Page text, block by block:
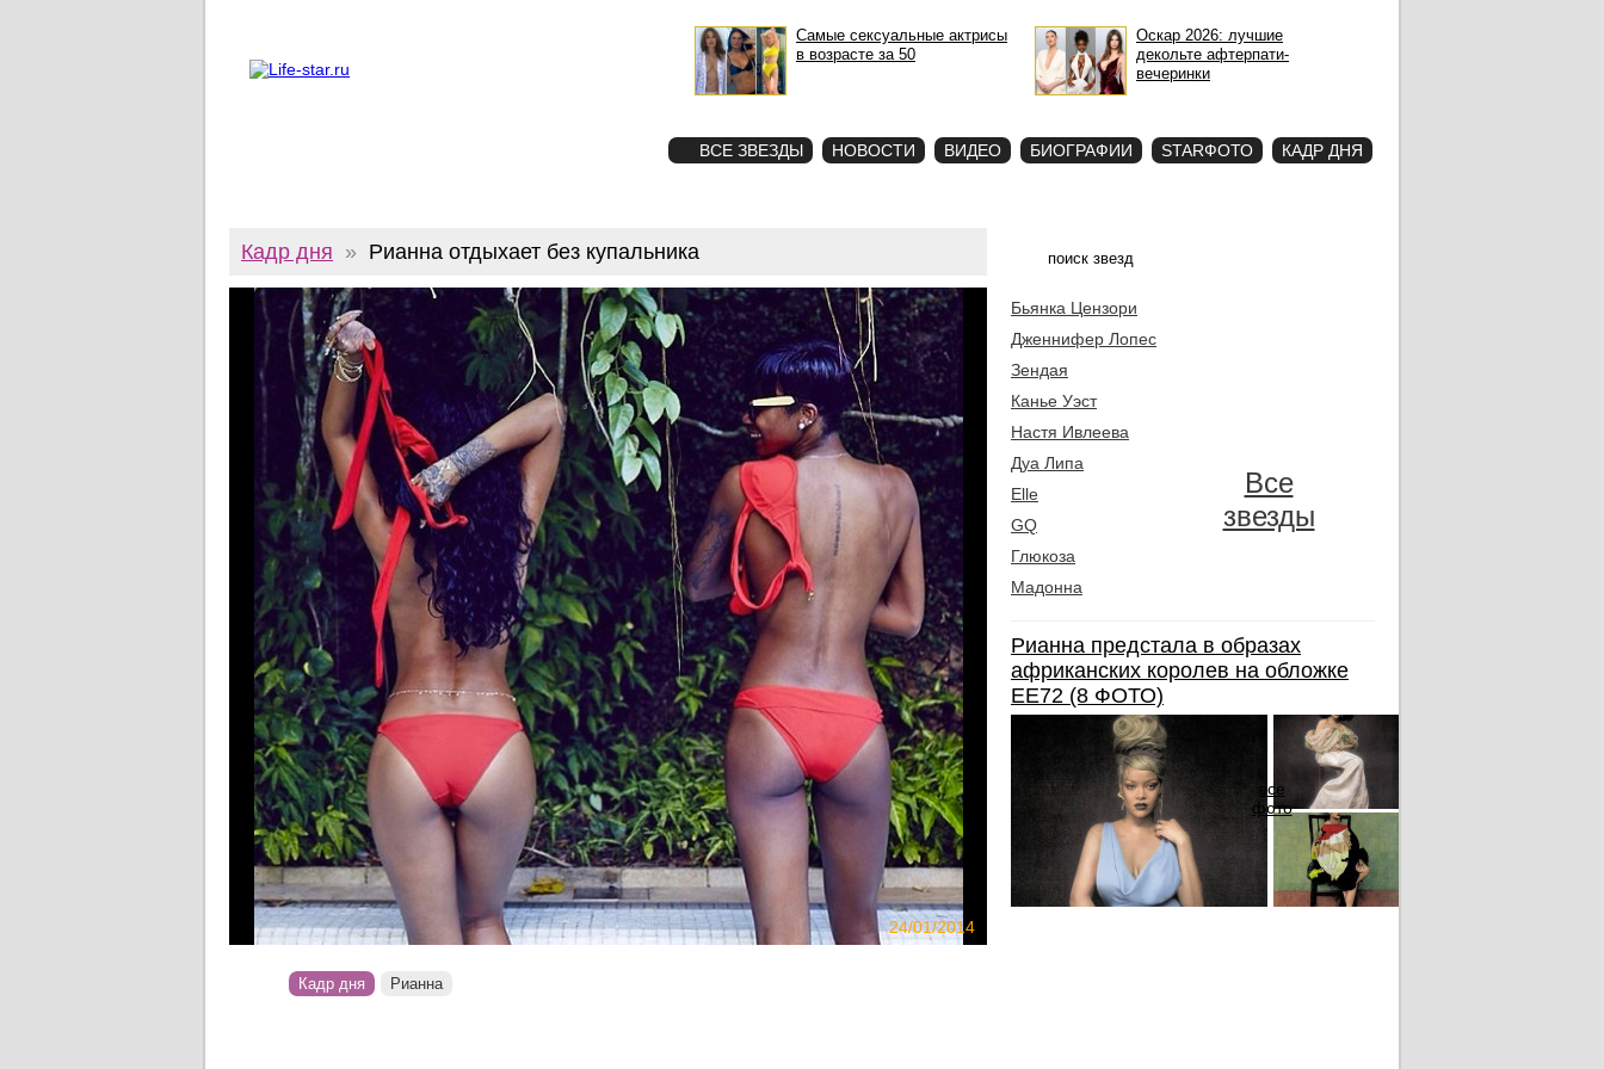
Самые сексуальные актрисы
в возрасте за 50
Оскар 2026: лучшие
декольте афтерпати-
вечеринки
ВСЕ ЗВЕЗДЫ НОВОСТИ ВИДЕО БИОГРАФИИ STARФОТО КАДР ДНЯ
Кадр дня » Рианна отдыхает без купальника
24/01/2014
Кадр дня Рианна
Бьянка Цензори
Дженнифер Лопес
Зендая
Канье Уэст
Настя Ивлеева
Дуа Липа
Elle
GQ
Глюкоза
Мадонна
Все
звезды
Рианна предстала в образах
африканских королев на обложке
EE72 (8 ФОТО)
все
фото